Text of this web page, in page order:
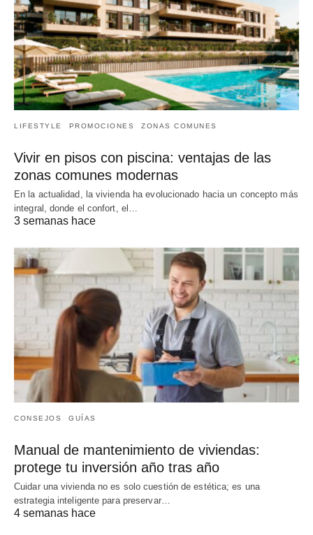
LIFESTYLE PROMOCIONES ZONAS COMUNES
Vivir en pisos con piscina: ventajas de las
zonas comunes modernas
En la actualidad, la vivienda ha evolucionado hacia un concepto más
integral, donde el confort, el…
3 semanas hace
CONSEJOS GUÍAS
Manual de mantenimiento de viviendas:
protege tu inversión año tras año
Cuidar una vivienda no es solo cuestión de estética; es una
estrategia inteligente para preservar…
4 semanas hace